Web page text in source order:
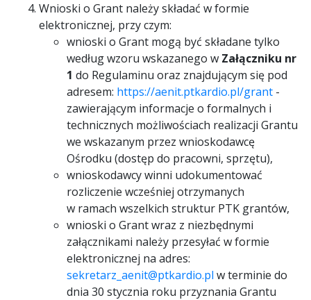
Wnioski o Grant należy składać w formie
elektronicznej, przy czym:
wnioski o Grant mogą być składane tylko
według wzoru wskazanego w Załączniku nr
1 do Regulaminu oraz znajdującym się pod
adresem: https://aenit.ptkardio.pl/grant -
zawierającym informacje o formalnych i
technicznych możliwościach realizacji Grantu
we wskazanym przez wnioskodawcę
Ośrodku (dostęp do pracowni, sprzętu),
wnioskodawcy winni udokumentować
rozliczenie wcześniej otrzymanych
w ramach wszelkich struktur PTK grantów,
wnioski o Grant wraz z niezbędnymi
załącznikami należy przesyłać w formie
elektronicznej na adres:
sekretarz_aenit@ptkardio.pl w terminie do
dnia 30 stycznia roku przyznania Grantu